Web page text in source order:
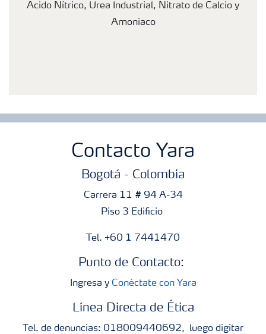
Ácido Nítrico, Urea Industrial, Nitrato de Calcio y
Amoniaco
Contacto Yara
Bogotá - Colombia
Carrera 11 # 94 A-34
Piso 3 Edificio
Tel. +60 1 7441470
Punto de Contacto:
Ingresa y Conéctate con Yara
Línea Directa de Ética
Tel. de denuncias: 018009440692, luego digitar